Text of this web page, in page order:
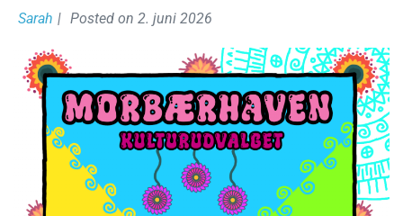
Sarah | Posted on 2. juni 2026